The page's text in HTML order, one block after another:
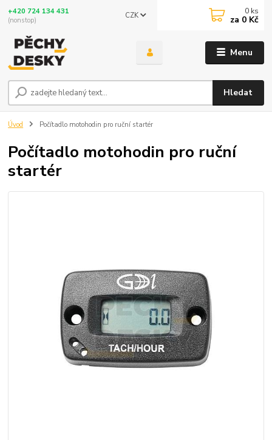
Menu
CZK
Hledat
+420 724 134 431
(nonstop)
0 ks
za 0 Kč
Úvod Počítadlo motohodin pro ruční startér
Počítadlo motohodin pro ruční
startér